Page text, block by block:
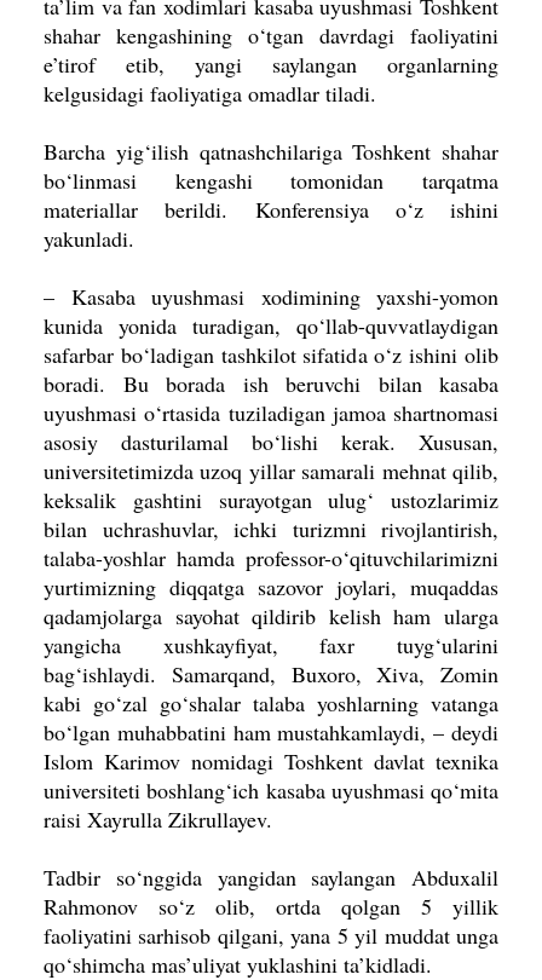
ta’lim va fan xodimlari kasaba uyushmasi Toshkent
shahar kengashining o‘tgan davrdagi faoliyatini
e’tirof etib, yangi saylangan organlarning
kelgusidagi faoliyatiga omadlar tiladi.
Barcha yig‘ilish qatnashchilariga Toshkent shahar
bo‘linmasi kengashi tomonidan tarqatma
materiallar berildi. Konferensiya o‘z ishini
yakunladi.
– Kasaba uyushmasi xodimining yaxshi-yomon
kunida yonida turadigan, qo‘llab-quvvatlaydigan
safarbar bo‘ladigan tashkilot sifatida o‘z ishini olib
boradi. Bu borada ish beruvchi bilan kasaba
uyushmasi o‘rtasida tuziladigan jamoa shartnomasi
asosiy dasturilamal bo‘lishi kerak. Xususan,
universitetimizda uzoq yillar samarali mehnat qilib,
keksalik gashtini surayotgan ulug‘ ustozlarimiz
bilan uchrashuvlar, ichki turizmni rivojlantirish,
talaba-yoshlar hamda professor-o‘qituvchilarimizni
yurtimizning diqqatga sazovor joylari, muqaddas
qadamjolarga sayohat qildirib kelish ham ularga
yangicha xushkayfiyat, faxr tuyg‘ularini
bag‘ishlaydi. Samarqand, Buxoro, Xiva, Zomin
kabi go‘zal go‘shalar talaba yoshlarning vatanga
bo‘lgan muhabbatini ham mustahkamlaydi, – deydi
Islom Karimov nomidagi Toshkent davlat texnika
universiteti boshlang‘ich kasaba uyushmasi qo‘mita
raisi Xayrulla Zikrullayev.
Tadbir so‘nggida yangidan saylangan Abduxalil
Rahmonov so‘z olib, ortda qolgan 5 yillik
faoliyatini sarhisob qilgani, yana 5 yil muddat unga
qo‘shimcha mas’uliyat yuklashini ta’kidladi.